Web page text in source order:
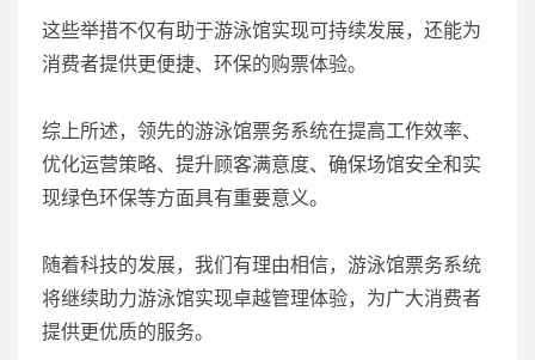
这些举措不仅有助于游泳馆实现可持续发展，还能为
消费者提供更便捷、环保的购票体验。
综上所述，领先的游泳馆票务系统在提高工作效率、
优化运营策略、提升顾客满意度、确保场馆安全和实
现绿色环保等方面具有重要意义。
随着科技的发展，我们有理由相信，游泳馆票务系统
将继续助力游泳馆实现卓越管理体验，为广大消费者
提供更优质的服务。